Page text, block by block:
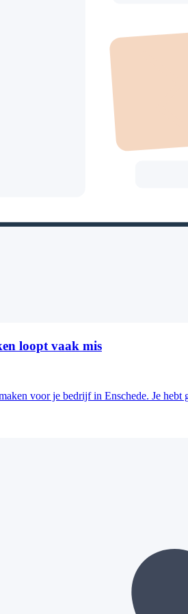
loopt vaak mis
voor je bedrijf in Enschede. Je hebt